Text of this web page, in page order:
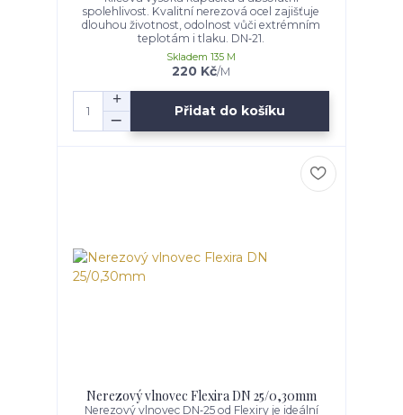
spolehlivost. Kvalitní nerezová ocel zajišťuje
dlouhou životnost, odolnost vůči extrémním
teplotám i tlaku. DN‑21.
220 Kč/M
Skladem 135 M
Přidat do košíku
Nerezový vlnovec Flexira DN 25/0,30mm
Nerezový vlnovec DN‑25 od Flexiry je ideální